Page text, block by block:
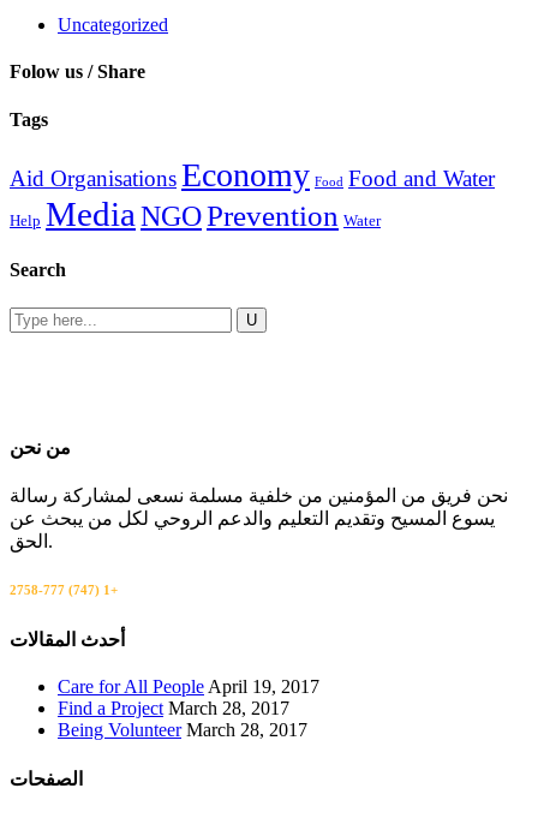
Uncategorized
Folow us / Share
Tags
Aid OrganisationsEconomy Food Food and Water
Help Media NGOPrevention Water
Search
من نحن
نحن فريق من المؤمنين من خلفية مسلمة نسعى لمشاركة رسالة
يسوع المسيح وتقديم التعليم والدعم الروحي لكل من يبحث عن
الحق.
+1 (747) 777-2758
أحدث المقالات
Care for All People April 19, 2017
Find a Project March 28, 2017
Being Volunteer March 28, 2017
الصفحات